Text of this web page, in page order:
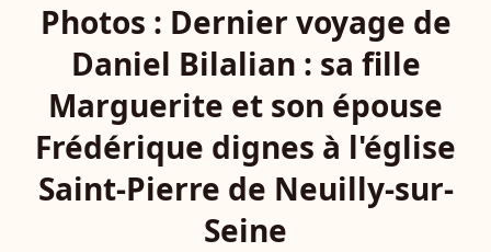
Photos : Dernier voyage de
Daniel Bilalian : sa fille
Marguerite et son épouse
Frédérique dignes à l'église
Saint-Pierre de Neuilly-sur-
Seine